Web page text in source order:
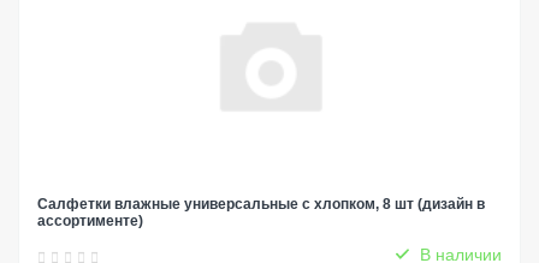
Салфетки влажные универсальные с хлопком, 8 шт (дизайн в
ассортименте)
В наличии